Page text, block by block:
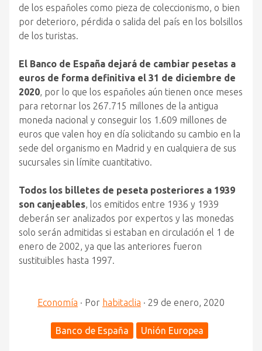
de los españoles como pieza de coleccionismo, o bien
por deterioro, pérdida o salida del país en los bolsillos
de los turistas.
El Banco de España dejará de cambiar pesetas a
euros de forma definitiva el 31 de diciembre de
2020, por lo que los españoles aún tienen once meses
para retornar los 267.715 millones de la antigua
moneda nacional y conseguir los 1.609 millones de
euros que valen hoy en día solicitando su cambio en la
sede del organismo en Madrid y en cualquiera de sus
sucursales sin límite cuantitativo.
Todos los billetes de peseta posteriores a 1939
son canjeables, los emitidos entre 1936 y 1939
deberán ser analizados por expertos y las monedas
solo serán admitidas si estaban en circulación el 1 de
enero de 2002, ya que las anteriores fueron
sustituibles hasta 1997.
Economía · Por habitaclia · 29 de enero, 2020
Banco de España Unión Europea